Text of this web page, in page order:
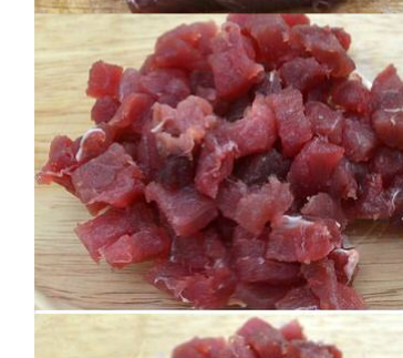
Metteteli quindi in una ciotola ed